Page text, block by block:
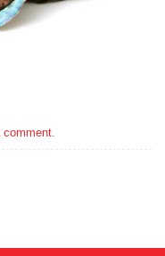
comment.